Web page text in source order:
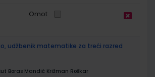
Omot
dio, udžbenik matematike za treći razred
Boras Mandić Križman Roškar